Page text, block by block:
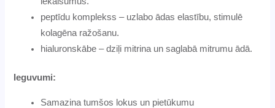
peptīdu komplekss – uzlabo ādas elastību, stimulē
kolagēna ražošanu.
hialuronskābe – dziļi mitrina un saglabā mitrumu ādā.
Ieguvumi:
Samazina tumšos lokus un pietūkumu